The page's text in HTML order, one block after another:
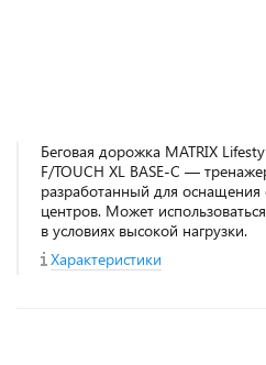
Беговая дорожка MATRIX
F/TOUCH XL BASE-C —
разработанный для
центров. Может
в условиях высокой нагрузки.
Характеристики